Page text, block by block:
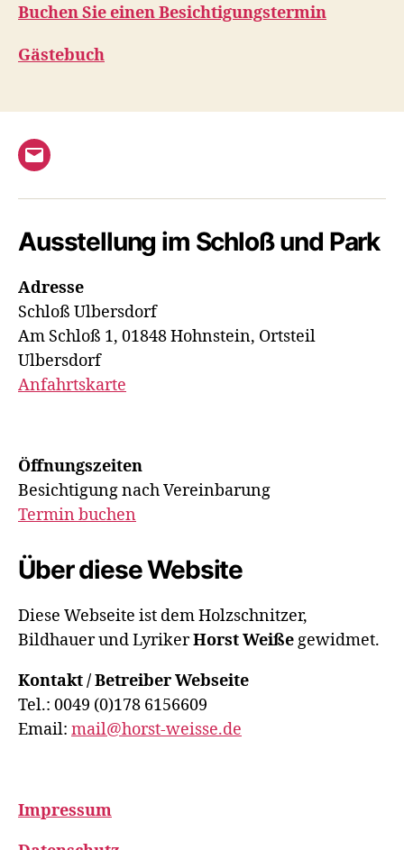
Buchen Sie einen Besichtigungstermin
Gästebuch
E-
Ausstellung im Schloß und Park
Adresse
Schloß Ulbersdorf
Am Schloß 1, 01848 Hohnstein, Ortsteil
Ulbersdorf
Anfahrtskarte
Öffnungszeiten
Besichtigung nach Vereinbarung
Termin buchen
Über diese Website
Diese Webseite ist dem Holzschnitzer,
Bildhauer und LyrikerHorst Weißegewidmet.
Kontakt / Betreiber Webseite
Tel.: 0049 (0)178 6156609
Email: mail@horst-weisse.de
Impressum